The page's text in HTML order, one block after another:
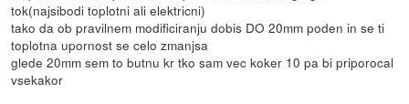
tok(najsibodi toplotni ali elektricni)
tako da ob pravilnem modificiranju dobis DO 20mm poden in se ti
toplotna upornost se celo zmanjsa
glede 20mm sem to butnu kr tko sam vec koker 10 pa bi priporocal
vsekakor